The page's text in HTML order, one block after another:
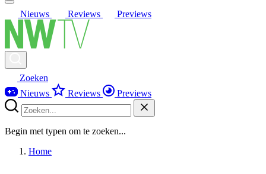
Nieuws Reviews Previews
Zoeken
Nieuws
Reviews Previews
Begin met typen om te zoeken...
Home